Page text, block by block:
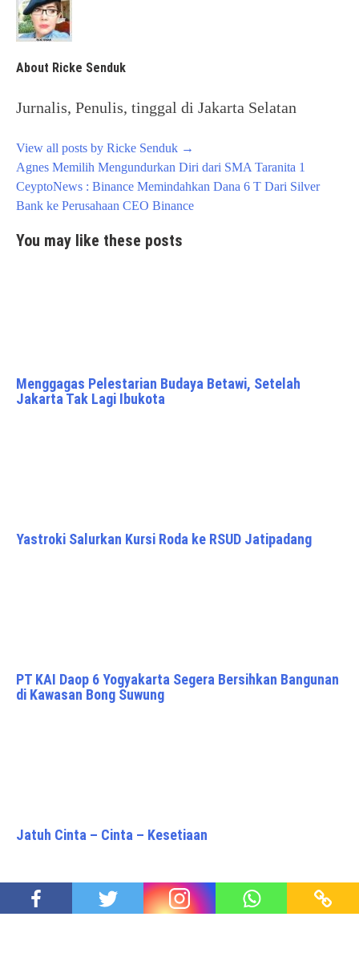
About Ricke Senduk
Jurnalis, Penulis, tinggal di Jakarta Selatan
View all posts by Ricke Senduk →
Post
navigation
Agnes Memilih Mengundurkan Diri dari SMA Taranita 1
CeyptoNews : Binance Memindahkan Dana 6 T Dari Silver
Bank ke Perusahaan CEO Binance
You may like these posts
Menggagas Pelestarian Budaya Betawi, Setelah
Jakarta Tak Lagi Ibukota
Yastroki Salurkan Kursi Roda ke RSUD Jatipadang
PT KAI Daop 6 Yogyakarta Segera Bersihkan Bangunan
di Kawasan Bong Suwung
Jatuh Cinta – Cinta – Kesetiaan